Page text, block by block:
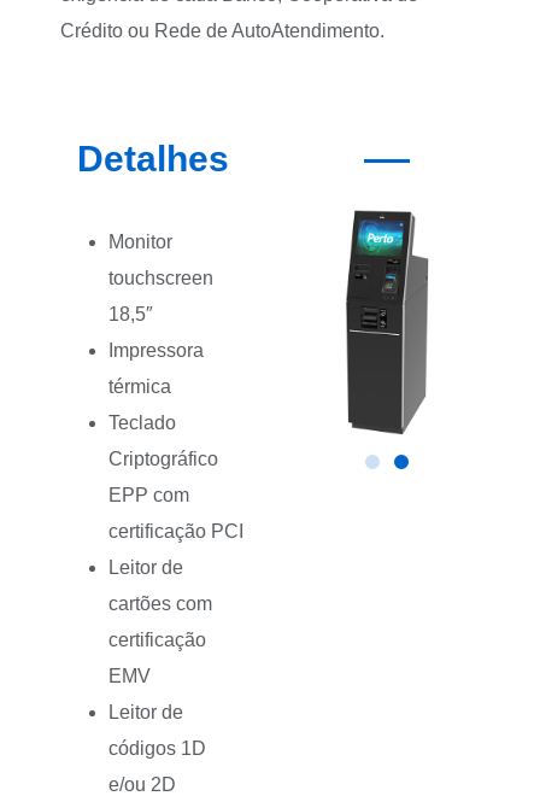
Crédito ou Rede de AutoAtendimento.
Detalhes
Monitor
touchscreen
18,5″
Impressora
térmica
Teclado
Criptográfico
EPP com
certificação PCI
Leitor de
cartões com
certificação
EMV
Leitor de
códigos 1D
e/ou 2D